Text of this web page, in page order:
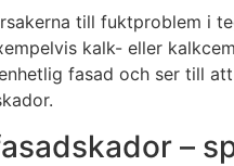
till fuktproblem i
kalk- eller
fasad och ser till
–